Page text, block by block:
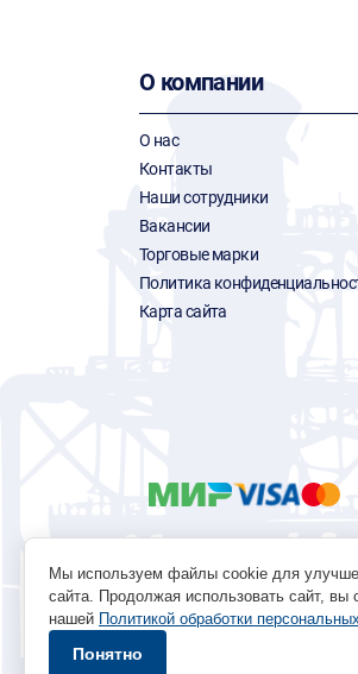
О компании
О нас
Контакты
Наши сотрудники
Вакансии
Торговые марки
Политика
Карта сайта
Политика обработки
© 1996 - 2026 инструмент
okp@masterplus.tomsk.ru
Мы используем файлы cookie для
сайта. Продолжая использовать сайт, вы
нашей Политикой обработки
Понятно